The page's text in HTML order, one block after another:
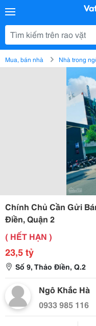
Mua, bán nhà Nhà trong
Chính Chủ Cần Gửi
Điền, Quận 2
( HẾT HẠN )
23,5 tỷ
Số 9, Thảo Điền, Q.2
Ngô Khắc Hà
0933 985 116